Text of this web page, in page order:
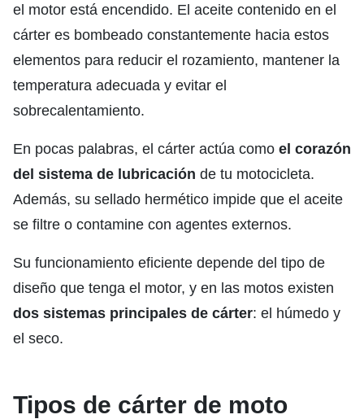
el motor está encendido. El aceite contenido en el
cárter es bombeado constantemente hacia estos
elementos para reducir el rozamiento, mantener la
temperatura adecuada y evitar el
sobrecalentamiento.
En pocas palabras, el cárter actúa como el corazón
del sistema de lubricación de tu motocicleta.
Además, su sellado hermético impide que el aceite
se filtre o contamine con agentes externos.
Su funcionamiento eficiente depende del tipo de
diseño que tenga el motor, y en las motos existen
dos sistemas principales de cárter: el húmedo y
el seco.
Tipos de cárter de moto